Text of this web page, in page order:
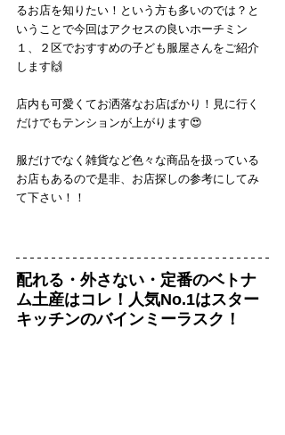
るお店を知りたい！という方も多いのでは？と
いうことで今回はアクセスの良いホーチミン
１、２区でおすすめの子ども服屋さんをご紹介
します🙌
店内も可愛くてお洒落なお店ばかり！見に行く
だけでもテンションが上がります😍
服だけでなく雑貨など色々な商品を扱っている
お店もあるので是非、お店探しの参考にしてみ
て下さい！！
配れる・外さない・定番のベトナ
ム土産はコレ！人気No.1はスター
キッチンのバインミーラスク！